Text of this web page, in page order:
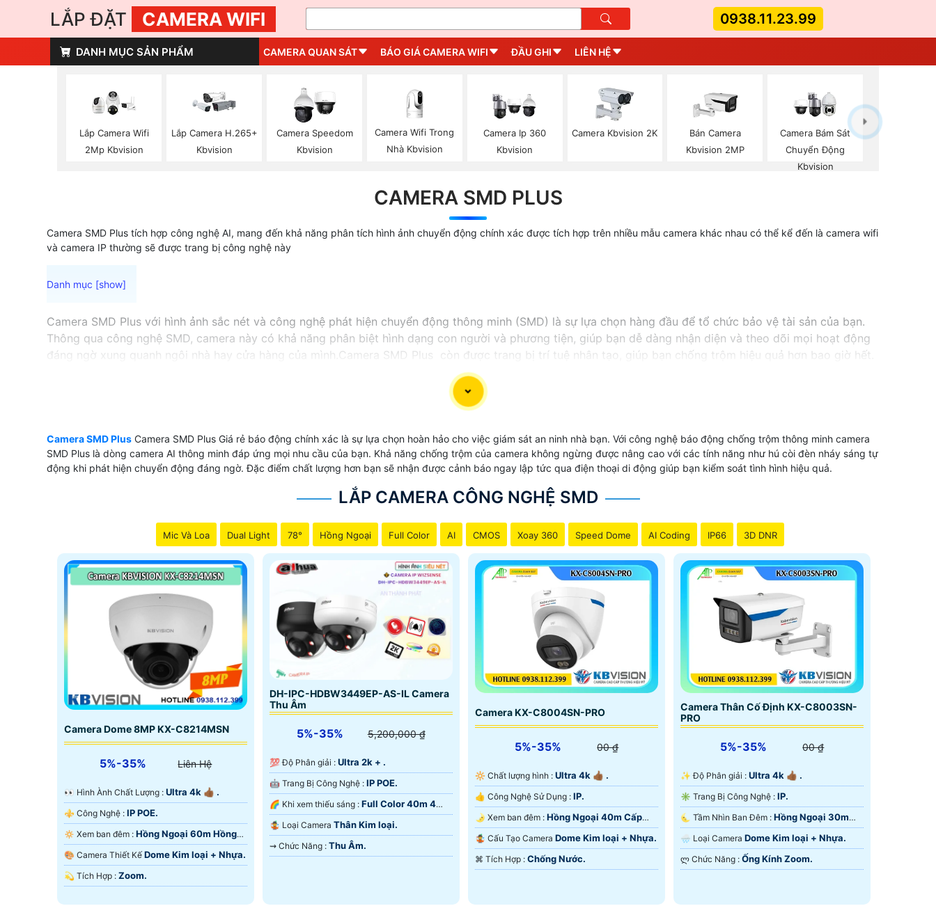
LẮP ĐẶT CAMERA WIFI 0938.11.23.99
DANH MỤC SẢN PHẨM CAMERA QUAN SÁT BÁO GIÁ CAMERA WIFI ĐẦU GHI LIÊN HỆ
Lắp Camera Wifi
2Mp Kbvision
Lắp Camera H.265+
Kbvision
Camera Speedom
Kbvision
Camera Wifi Trong
Nhà Kbvision
Camera Ip 360
Kbvision
Camera Kbvision 2K
Bán Camera
Kbvision 2MP
Camera Bám Sát
Chuyển Động
Kbvision
CAMERA SMD PLUS
Camera SMD Plus tích hợp công nghệ AI, mang đến khả năng phân tích hình ảnh chuyển động chính xác được tích hợp trên nhiều mẫu camera khác nhau có thể kể đến là camera wifi
và camera IP thường sẽ được trang bị công nghệ này
Camera SMD Plus với hình ảnh sắc nét và công nghệ phát hiện chuyển động thông minh (SMD) là sự lựa chọn hàng đầu để tổ chức bảo vệ tài sản của bạn.
Thông qua công nghệ SMD, camera này có khả năng phân biệt hình dạng con người và phương tiện, giúp bạn dễ dàng nhận diện và theo dõi mọi hoạt động
đáng ngờ xung quanh ngôi nhà hay cửa hàng của mình.Camera SMD Plus còn được trang bị trí tuệ nhân tạo, giúp bạn chống trộm hiệu quả hơn bao giờ hết.
Hãy đầu tư vào Camera SMD Plus để cảm thấy yên tâm và an tâm hơn với việc bảo vệ tài sản của mình.
Camera SMD Plus Camera SMD Plus Giá rẻ báo động chính xác là sự lựa chọn hoàn hảo cho việc giám sát an ninh nhà bạn. Với công nghệ báo động chống trộm thông minh camera
SMD Plus là dòng camera AI thông minh đáp ứng mọi nhu cầu của bạn. Khả năng chống trộm của camera không ngừng được nâng cao với các tính năng như hú còi đèn nháy sáng tự
động khi phát hiện chuyển động đáng ngờ. Đặc điểm chất lượng hơn bạn sẽ nhận được cảnh báo ngay lập tức qua điện thoại di động giúp bạn kiểm soát tình hình hiệu quả.
LẮP CAMERA CÔNG NGHỆ SMD
Mic Và Loa Dual Light 78° Hồng Ngoại Full Color AI CMOS Xoay 360 Speed Dome AI Coding IP66 3D DNR
Camera Dome 8MP KX-C8214MSN
5%-35% Liên Hệ
️👀 Hình Ành Chất Lượng : Ultra 4k 👍🏾 .
⚜️ Công Nghệ : IP POE.
🔅 Xem ban đêm : Hồng Ngoại 60m Hồng
Ngoại SMD.
🎨 Camera Thiết Kế Dome Kim loại + Nhựa.
️💫 Tích Hợp : Zoom.
DH-IPC-HDBW3449EP-AS-IL Camera
Thu Âm
5%-35% 5,200,000 ₫
💯 Độ Phân giải : Ultra 2k + .
🤖️ Trang Bị Công Nghệ : IP POE.
🌈 Khi xem thiếu sáng : Full Color 40m 4
Chế Độ Xem Ban Đêm.
🤹 Loại Camera Thân Kim loại.
️⇝ Chức Năng : Thu Âm.
Camera KX-C8004SN-PRO
5%-35% 00 ₫
🔆 Chất lượng hình : Ultra 4k 👍🏾 .
👍 Công Nghệ Sử Dụng : IP.
🌛 Xem ban đêm : Hồng Ngoại 40m Cấp
Nguồn Qua RJ45.
🤹 Cấu Tạo Camera Dome Kim loại + Nhựa.
️⌘ Tích Hợp : Chống Nước.
Camera Thân Cố Định KX-C8003SN-
PRO
5%-35% 00 ₫
✨ Độ Phân giải : Ultra 4k 👍🏾 .
✳️ Trang Bị Công Nghệ : IP.
🌜 Tầm Nhìn Ban Đêm : Hồng Ngoại 30m
Cấp Nguồn Qua RJ45.
🌧️ Loại Camera Dome Kim loại + Nhựa.
️ლ Chức Năng : Ống Kính Zoom.